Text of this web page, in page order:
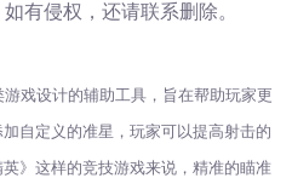
有侵权，还请联系删除。
戏设计的辅助工具，旨在帮助玩家更
自定义的准星，玩家可以提高射击的
》这样的竞技游戏来说，精准的瞄准